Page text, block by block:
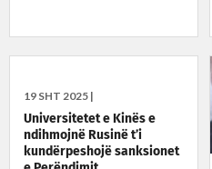
19 SHT 2025 |
Universitetet e Kinës e
ndihmojnë Rusinë t’i
kundërpeshojë sanksionet